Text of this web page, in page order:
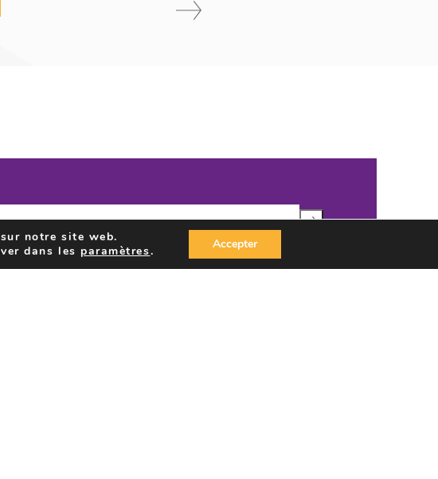
centre culturel de Seraing traite mon adresse mail, comme
notre site web.
dans les paramètres. Accepter